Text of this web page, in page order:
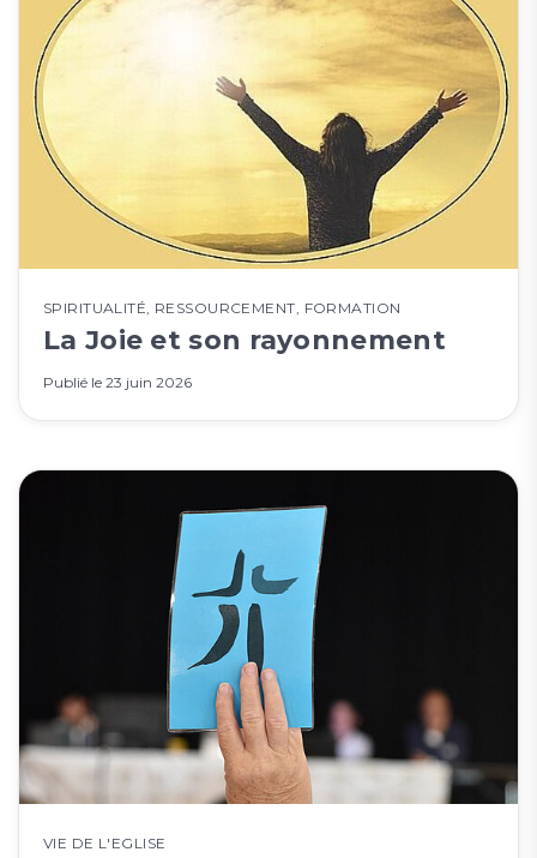
SPIRITUALITÉ, RESSOURCEMENT, FORMATION
La Joie et son rayonnement
Publié le 23 juin 2026
VIE DE L'EGLISE